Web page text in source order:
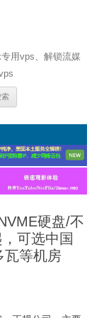
用vps、解锁流媒
硬盘/不
可选中国
瓦等机房